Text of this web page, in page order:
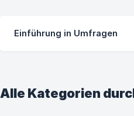
Einführung in Umfragen
Alle Kategorien